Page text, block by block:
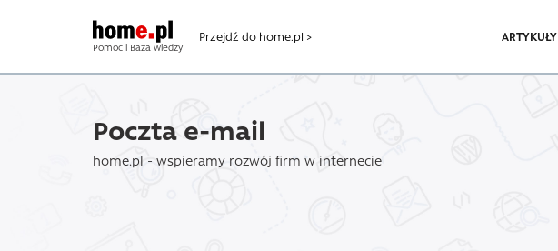
Pomoc i Baza wiedzy
Przejdź do home.pl > ARTYKUŁY
Poczta e-mail
home.pl - wspieramy rozwój firm w internecie